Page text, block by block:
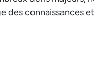
des connaissances